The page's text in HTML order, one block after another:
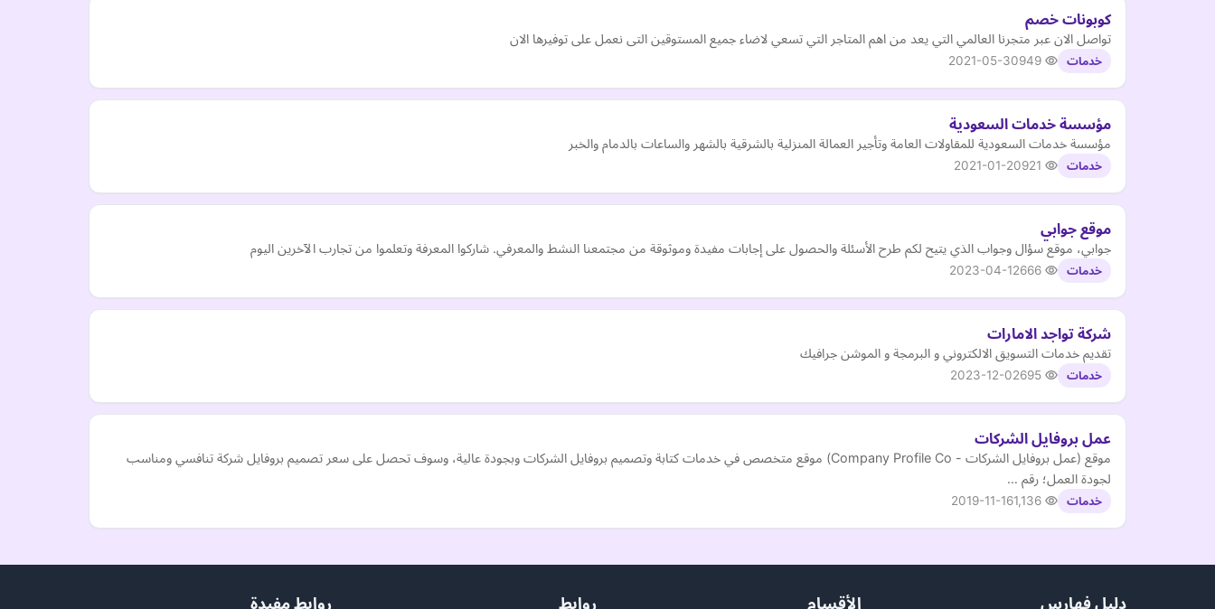
كوبونات خصم
تواصل الان عبر متجرنا العالمي التي يعد من اهم المتاجر التي تسعي لاضاء جميع المستوقين التى نعمل على توفيرها الان
خدمات 2021-05-30
مؤسسة خدمات السعودية
مؤسسة خدمات السعودية للمقاولات العامة وتأجير العمالة المنزلية بالشرقية بالشهر والساعات بالدمام والخبر
خدمات 2021-01-20
موقع جوابي
جوابي، موقع سؤال وجواب الذي يتيح لكم طرح الأسئلة والحصول على إجابات مفيدة وموثوقة من مجتمعنا النشط والمعرفي. شاركوا المعرفة وتعلموا من تجارب الآخرين اليوم
خدمات 2023-04-12
شركة تواجد الامارات
تقديم خدمات التسويق الالكتروني و البرمجة و الموشن جرافيك
خدمات 2023-12-02
عمل بروفايل الشركات
موقع (عمل بروفايل الشركات - Company Profile Co) موقع متخصص في خدمات كتابة وتصميم بروفايل الشركات وبجودة عالية، وسوف تحصل على سعر تصميم بروفايل شركة تنافسي ومناسب
لجودة العمل؛ رقم …
خدمات 2019-11-16
دليل فهارس الأقسام روابط روابط مفيدة